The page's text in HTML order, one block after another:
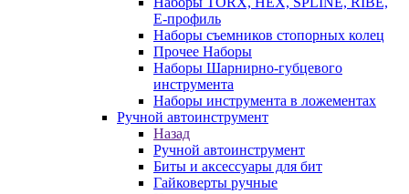
E-профиль
Наборы съемников стопорных колец
Прочее Наборы
Наборы Шарнирно-губцевого
инструмента
Наборы инструмента в ложементах
Ручной автоинструмент
Назад
Ручной автоинструмент
Биты и аксессуары для бит
Гайковерты ручные